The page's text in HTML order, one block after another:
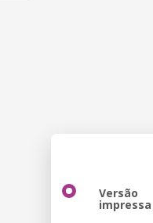
Versão
impressa